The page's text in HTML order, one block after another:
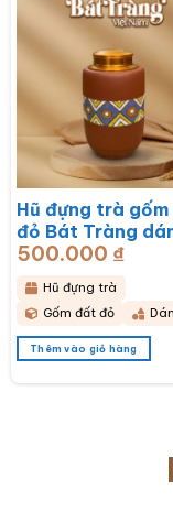
Hũ đựng trà
đỏ Bát Tràng
bầu hoạ tiết thổ
BT-HĐT11
500.000 ₫
Hũ đựng trà
Gốm đất đỏ
Thêm vào giỏ hàng